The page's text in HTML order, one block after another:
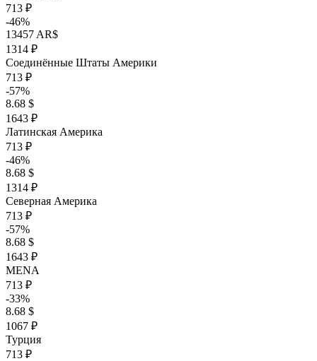
713 ₽
-46%
13457 AR$
1314 ₽
Соединённые Штаты Америки
713 ₽
-57%
8.68 $
1643 ₽
Латинская Америка
713 ₽
-46%
8.68 $
1314 ₽
Северная Америка
713 ₽
-57%
8.68 $
1643 ₽
MENA
713 ₽
-33%
8.68 $
1067 ₽
Турция
713 ₽